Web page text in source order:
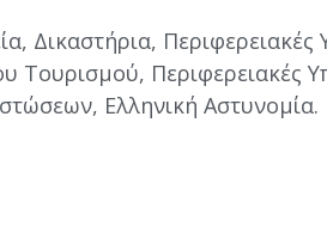
Δικαστήρια, Περιφερειακές
Τουρισμού, Περιφερειακές
Ελληνική Αστυνομία.